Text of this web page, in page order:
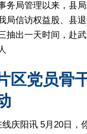
务局管理以来，县
局信访权益股、县
抽出一天时间，赴
区党员骨
庆阳讯 5月20日，